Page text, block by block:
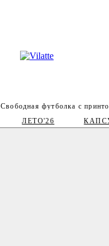
ЛЕТО'26
Свободная футболка с